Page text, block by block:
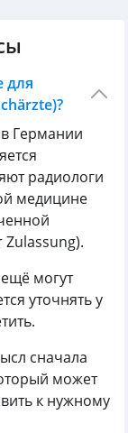
для
Германии
радиологи
медицине
могут
уточнять у
сначала
может
к нужному